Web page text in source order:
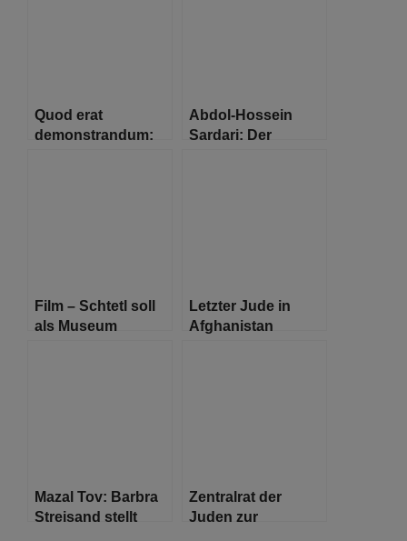
Quod erat
demonstrandum:
Abdol-Hossein
Sardari: Der
Film – Schtetl soll
als Museum
Letzter Jude in
Afghanistan
Mazal Tov: Barbra
Streisand stellt
Zentralrat der
Juden zur